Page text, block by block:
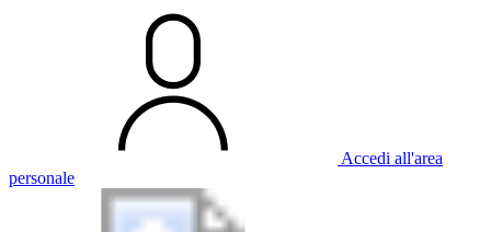
Accedi all'area
personale